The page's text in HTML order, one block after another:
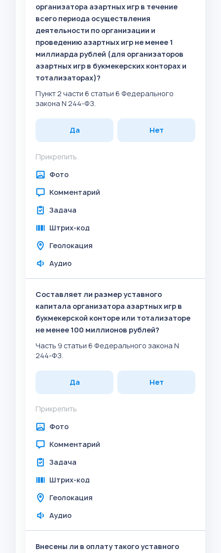
организатора азартных игр в течение
всего периода осуществления
деятельности по организации и
проведению азартных игр не менее 1
миллиарда рублей (для организаторов
азартных игр в букмекерских конторах и
тотализаторах)?
Пункт 2 части 6 статьи 6 Федерального
закона N 244-ФЗ.
Да Нет
Прикрепить
Фото
Комментарий
Задача
Штрих-код
Геолокация
Аудио
Составляет ли размер уставного
капитала организатора азартных игр в
букмекерской конторе или тотализаторе
не менее 100 миллионов рублей?
Часть 9 статьи 6 Федерального закона N
244-ФЗ.
Да Нет
Прикрепить
Фото
Комментарий
Задача
Штрих-код
Геолокация
Аудио
Внесены ли в оплату такого уставного